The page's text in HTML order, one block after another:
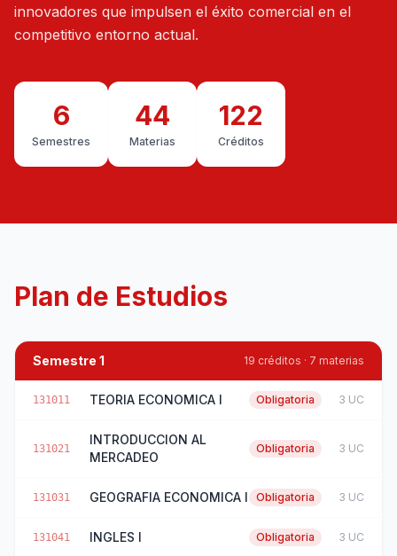
innovadores que impulsen el éxito comercial en el
competitivo entorno actual.
6
Semestres
44
Materias
122
Créditos
Plan de Estudios
Semestre 1 19 créditos · 7 materias
131011 TEORIA ECONOMICA I Obligatoria 3 UC
131021
INTRODUCCION AL
MERCADEO
Obligatoria 3 UC
131031 GEOGRAFIA ECONOMICA I Obligatoria 3 UC
131041 INGLES I Obligatoria 3 UC